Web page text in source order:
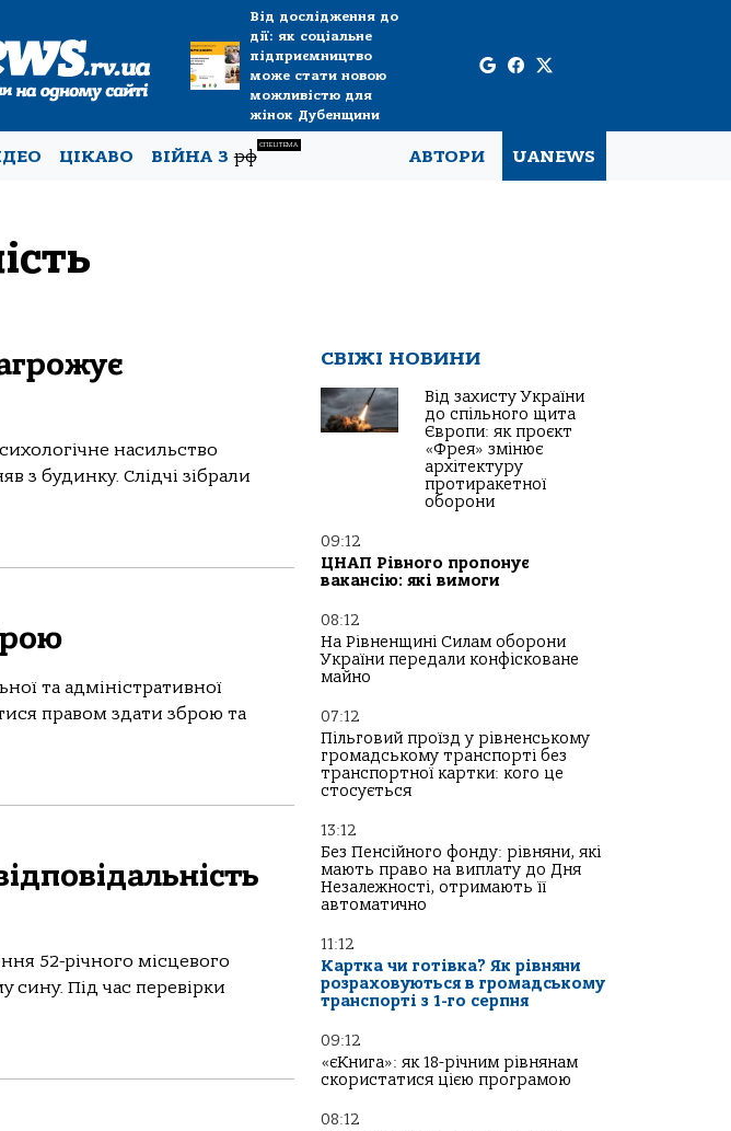
Від дослідження до
дії: як соціальне
підприємництво
може стати новою
можливістю для
жінок Дубенщини
ЦІКАВО ВІЙНА Зрф
СПЕЦТЕМА
АВТОРИ UANEWS
насильство
з будинку. Слідчі зібрали
та адміністративної
правом здати зброю та
52-річного місцевого
Під час перевірки
СВІЖІ НОВИНИ
Від захисту України
до спільного щита
Європи: як проєкт
«Фрея» змінює
архітектуру
протиракетної
оборони
09:12
ЦНАП Рівного пропонує
вакансію: які вимоги
08:12
На Рівненщині Силам оборони
України передали конфісковане
майно
07:12
Пільговий проїзд у рівненському
громадському транспорті без
транспортної картки: кого це
стосується
13:12
Без Пенсійного фонду: рівняни, які
мають право на виплату до Дня
Незалежності, отримають її
автоматично
11:12
Картка чи готівка? Як рівняни
розраховуються в громадському
транспорті з 1-го серпня
09:12
«єКнига»: як 18-річним рівнянам
скористатися цією програмою
08:12